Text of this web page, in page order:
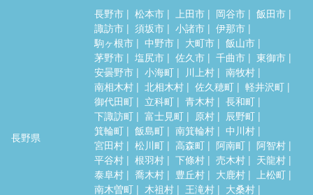
長野県
長野市 松本市 上田市 岡谷市
飯田市
諏訪市
須坂市 小諸市
伊那市
駒ヶ根市
中野市 大町市
飯山市
茅野市
塩尻市 佐久市 千曲市
東御市
安曇野市
小海町 川上村
南牧村
南相木村
北相木村 佐久穂町
軽井沢町
御代田町
立科町 青木村
長和町
下諏訪町
富士見町 原村
辰野町
箕輪町
飯島町 南箕輪村
中川村
宮田村
松川町 高森町 阿南町
阿智村
平谷村
根羽村 下條村 売木村
天龍村
泰阜村
喬木村 豊丘村 大鹿村
上松町
南木曽町
木祖村 王滝村
大桑村